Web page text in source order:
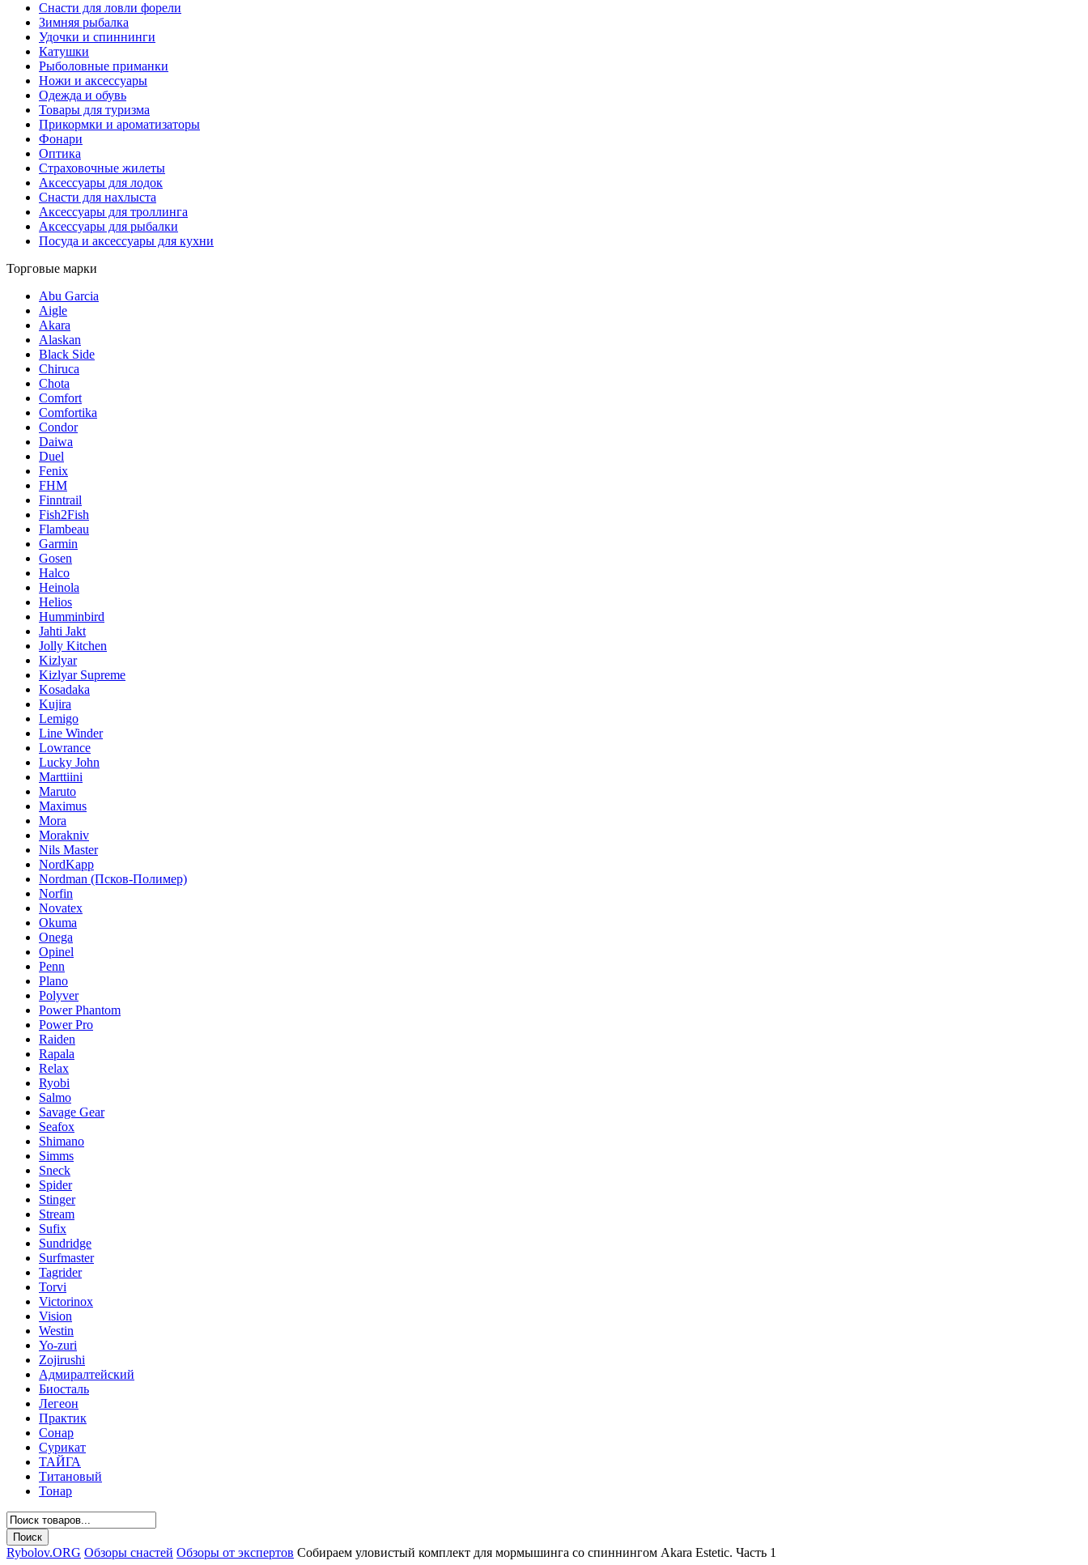
Снасти для ловли форели
Зимняя рыбалка
Удочки и спиннинги
Катушки
Рыболовные приманки
Ножи и аксессуары
Одежда и обувь
Товары для туризма
Прикормки и ароматизаторы
Фонари
Оптика
Страховочные жилеты
Аксессуары для лодок
Снасти для нахлыста
Аксессуары для троллинга
Аксессуары для рыбалки
Посуда и аксессуары для кухни
Торговые марки
Abu Garcia
Aigle
Akara
Alaskan
Black Side
Chiruca
Chota
Comfort
Comfortika
Condor
Daiwa
Duel
Fenix
FHM
Finntrail
Fish2Fish
Flambeau
Garmin
Gosen
Halco
Heinola
Helios
Humminbird
Jahti Jakt
Jolly Kitchen
Kizlyar
Kizlyar Supreme
Kosadaka
Kujira
Lemigo
Line Winder
Lowrance
Lucky John
Marttiini
Maruto
Maximus
Mora
Morakniv
Nils Master
NordKapp
Nordman (Псков-Полимер)
Norfin
Novatex
Okuma
Onega
Opinel
Penn
Plano
Polyver
Power Phantom
Power Pro
Raiden
Rapala
Relax
Ryobi
Salmo
Savage Gear
Seafox
Shimano
Simms
Sneck
Spider
Stinger
Stream
Sufix
Sundridge
Surfmaster
Tagrider
Torvi
Victorinox
Vision
Westin
Yo-zuri
Zojirushi
Адмиралтейский
Биосталь
Легеон
Практик
Сонар
Сурикат
ТАЙГА
Титановый
Тонар
Rybolov.ORG Обзоры снастей Обзоры от экспертов Собираем уловистый комплект для мормышинга со спиннингом Akara Estetic. Часть 1